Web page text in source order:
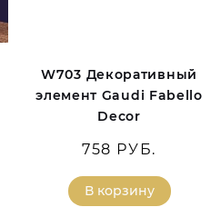
W703 Декоративный
элемент Gaudi Fabello
Decor
758 РУБ.
В корзину